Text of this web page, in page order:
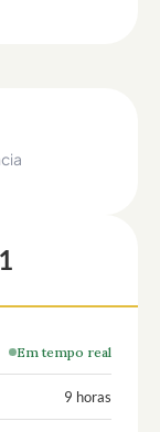
Em tempo real
9 horas